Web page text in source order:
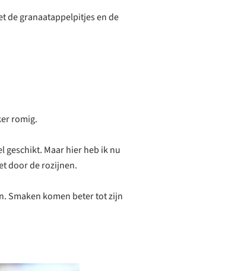
de granaatappelpitjes en de
romig.
geschikt. Maar hier heb ik nu
door de rozijnen.
Smaken komen beter tot zijn